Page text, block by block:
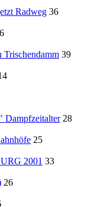
Radweg 36
39
Dampfzeitalter 28
25
2001 33
26